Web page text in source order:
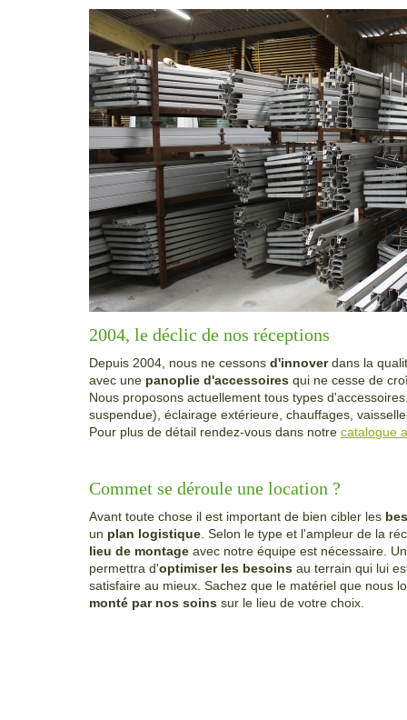
2004, le déclic de nos réceptions
Depuis 2004, nous ne cessons d'innoverdans la
avec une panoplie d'accessoires qui ne cesse de
Nous proposons actuellement tous types
suspendue), éclairage extérieure, chauffages,
Pour plus de détail rendez-vous dans notre catalogue
Commet se déroule une location ?
Avant toute chose il est important de bien cibler les
un plan logistique. Selon le type et l'ampleur de la
lieu de montage avec notre équipe est nécessaire.
permettra d'optimiser les besoins au terrain qui lui
satisfaire au mieux. Sachez que le matériel que nous
monté par nos soins sur le lieu de votre choix.